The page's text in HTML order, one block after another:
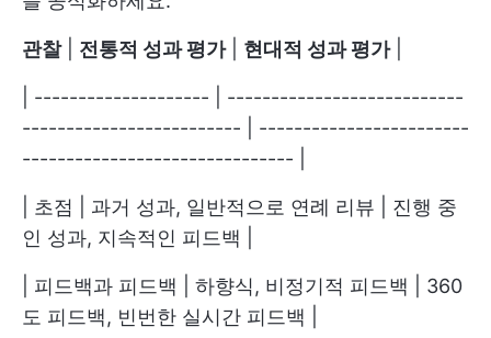
관찰| 전통적 성과 평가| 현대적 성과 평가|
| -------------------- | ---------------------------
------------------------- | ------------------------
------------------------------- |
| 초점 | 과거 성과, 일반적으로 연례 리뷰 | 진행 중
인 성과, 지속적인 피드백 |
| 피드백과 피드백 | 하향식, 비정기적 피드백 | 360
도 피드백, 빈번한 실시간 피드백 |